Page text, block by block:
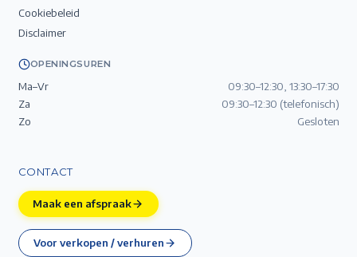
Cookiebeleid
Disclaimer
OPENINGSUREN
Ma–Vr
09:30–12:30, 13:30–17:30
Za
09:30–12:30 (telefonisch)
Zo
Gesloten
CONTACT
Maak een afspraak
Voor verkopen / verhuren